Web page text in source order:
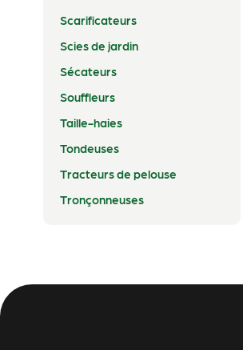
Scarificateurs
Scies de jardin
Sécateurs
Souffleurs
Taille-haies
Tondeuses
Tracteurs de pelouse
Tronçonneuses